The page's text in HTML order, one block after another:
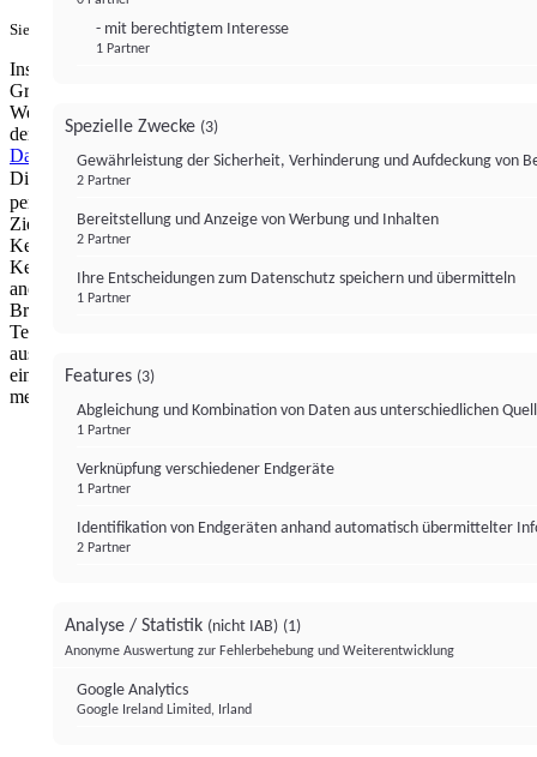
Sie haben ein PUR-Abo?Hier anmelden.
Institutional Money mit Werbung: Wir nutzen aus wirtschaftlichen
Gründen die Möglichkeit, unsere Webseite Dritten als digitalen
Werbeplatz zur Verfügung zu stellen. Über Verarbeitungen, die in
der Verantwortung von uns liegen, können Sie sich in unserer
Datenschutzerklärungnäher informieren.Zur Bereitstellung unserer
Dienste nutzen wir Technologien von
personalisierte Werbung, Messung von Werbeleistung und
Zielgruppenforschung. Cookies, Endgeräte- oder ähnliche Online-
Kennungen (z. B. login-basierte Kennungen, zufällig generierte
Kennungen, netzwerkbasierte Kennungen) können zusammen mit
anderen Informationen (z. B. Browsertyp und
Browserinformationen, Sprache, Bildschirmgröße, unterstützte
Technologien usw.) auf Ihrem Endgerät gespeichert oder von dort
ausgelesen werden, um es jedes Mal wiederzuerkennen, wenn es
eine App oder einer Webseite aufruft. Dies geschieht für einen oder
mehrere der hier aufgeführten Verarbeitungszwecke.
- mit berechtigtem Interesse
1 Partner
Spezielle Zwecke (3)
Gewährleistung der Sicherheit, Verhinderung und Aufdeckung von
2 Partner
Bereitstellung und Anzeige von Werbung und Inhalten
2 Partner
Ihre Entscheidungen zum Datenschutz speichern und übermitteln
1 Partner
Features (3)
Abgleichung und Kombination von Daten aus unterschiedlichen
1 Partner
Verknüpfung verschiedener Endgeräte
1 Partner
Identifikation von Endgeräten anhand automatisch übermittelter
2 Partner
Analyse / Statistik (nicht IAB) (1)
Anonyme Auswertung zur Fehlerbehebung und Weiterentwicklung
Google Analytics
Google Ireland Limited, Irland
Institutional Money
ImpressumDatenschutzerklärung